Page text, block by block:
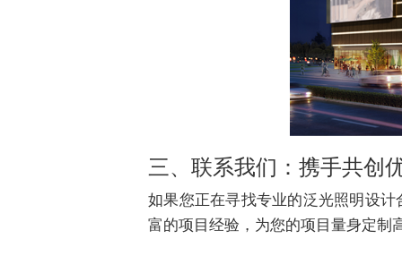
三、联系我们：携手共创
如果您正在寻找专业的泛光照明设
富的项目经验，为您的项目量身定制